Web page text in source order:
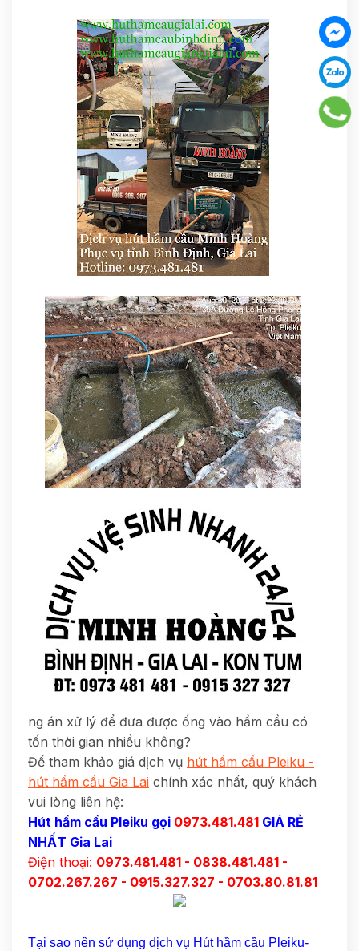
ng án xử lý để đưa được ống vào hầm cầu có
tốn thời gian nhiều không?
Để tham khảo giá dịch vụ hút hầm cầu Pleiku -
hút hầm cầu Gia Lai chính xác nhất, quý khách
vui lòng liên hệ:
Hút hầm cầu Pleiku gọi 0973.481.481 GIÁ RẺ
NHẤT Gia Lai
Điện thoại: 0973.481.481 - 0838.481.481 -
0702.267.267 - 0915.327.327 - 0703.80.81.81
Tại sao nên sử dụng dịch vụ Hút hầm cầu Pleiku-